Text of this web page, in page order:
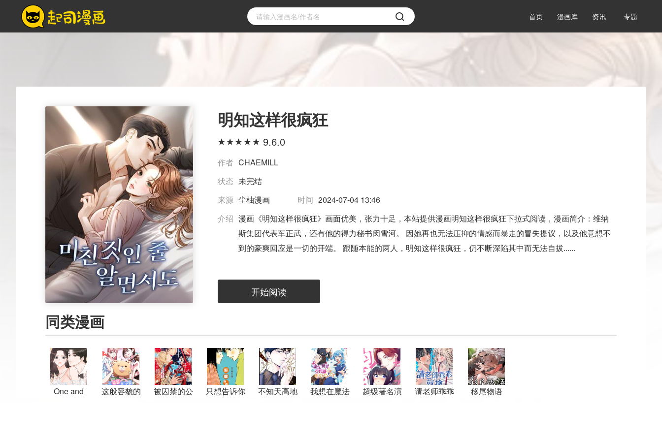
首页 漫画库 资讯 专题
明知这样很疯狂
9.6.0
作者 CHAEMILL
状态 未完结
来源 尘柚漫画 时间 2024-07-04 13:46
介绍 漫画《明知这样很疯狂》画面优美，张力十足，本站提供漫画明知这样很疯狂下拉式阅读，漫画简介：维纳
斯集团代表车正武，还有他的得力秘书闵雪河。 因她再也无法压抑的情感而暴走的冒失提议，以及他意想不
到的豪爽回应是一切的开端。 跟随本能的两人，明知这样很疯狂，仍不断深陷其中而无法自拔......
开始阅读
同类漫画
One and
这般容貌的
被囚禁的公
只想告诉你
不知天高地
我想在魔法
超级著名演
请老师乖乖
移尾物语